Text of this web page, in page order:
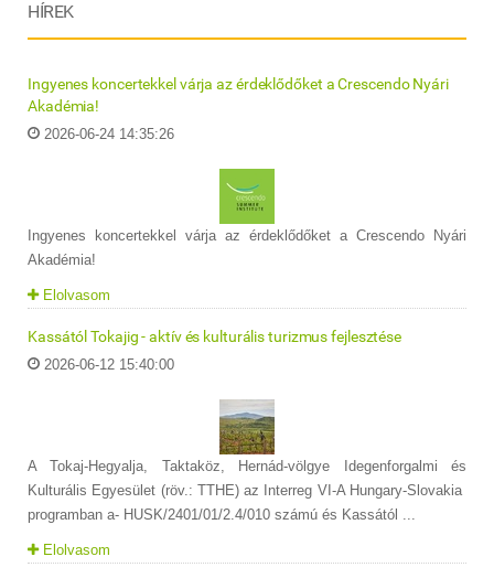
HÍREK
Ingyenes koncertekkel várja az érdeklődőket a Crescendo Nyári
Akadémia!
2026-06-24 14:35:26
Ingyenes koncertekkel várja az érdeklődőket a Crescendo Nyári
Akadémia!
Elolvasom
Kassától Tokajig - aktív és kulturális turizmus fejlesztése
2026-06-12 15:40:00
A Tokaj-Hegyalja, Taktaköz, Hernád-völgye Idegenforgalmi és
Kulturális Egyesület (röv.: TTHE) az Interreg VI-A Hungary-Slovakia
programban a- HUSK/2401/01/2.4/010 számú és Kassától ...
Elolvasom